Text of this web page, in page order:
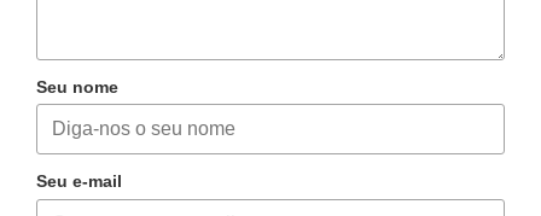
Seu nome
Seu e-mail